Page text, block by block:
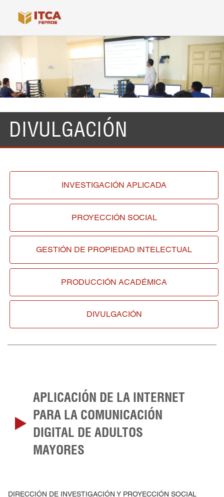
DIVULGACIÓN
INVESTIGACIÓNAPLICADA
PROYECCIÓN SOCIAL
GESTIÓN DE PROPIEDAD INTELECTUAL
PRODUCCIÓN ACADÉMICA
DIVULGACIÓN
APLICACIÓN DE LA INTERNET
PARA LA COMUNICACIÓN
DIGITAL DE ADULTOS
MAYORES
DIRECCIÓN DE INVESTIGACIÓN Y PROYECCIÓN SOCIAL